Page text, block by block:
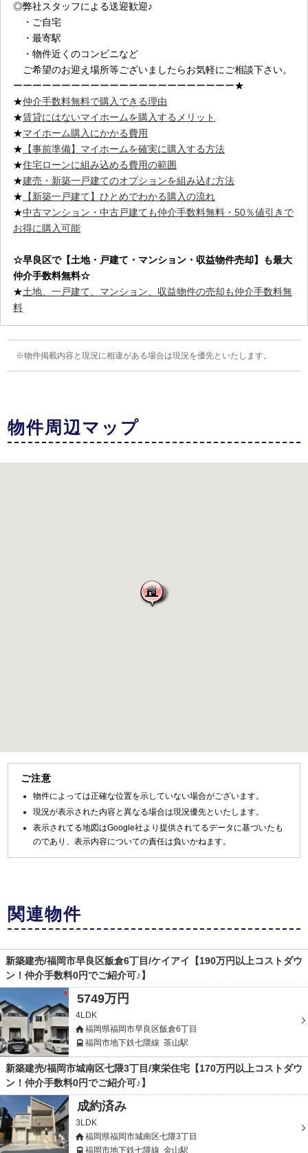
◎弊社スタッフによる送迎歓迎♪
・ご自宅
・最寄駅
・物件近くのコンビニなど
ご希望のお迎え場所等ございましたらお気軽にご相談下さい。
ーーーーーーーーーーーーーーーーーーーーーーー★
★仲介手数料無料で購入できる理由
★賃貸にはないマイホームを購入するメリット
★マイホーム購入にかかる費用
★ 【事前準備】マイホームを確実に購入する方法
★住宅ローンに組み込める費用の範囲
★建売・新築一戸建てのオプションを組み込む方法
★ 【新築一戸建て】ひとめでわかる購入の流れ
★中古マンション・中古戸建ても仲介手数料無料・50％値引きで
お得に購入可能
☆早良区で【土地・戸建て・マンション・収益物件売却】も最大
仲介手数料無料☆
★土地、一戸建て、マンション、収益物件の売却も仲介手数料無
料
物件掲載内容と現況に相違がある場合は現況を優先といたします。
物件周辺マップ
ご注意
物件によっては正確な位置を示していない場合がございます。
現況が表示された内容と異なる場合は現況優先といたします。
表示されてる地図はGoogle社より提供されてるデータに基づいたも
のであり、表示内容についての責任は負いかねます。
関連物件
新築建売/福岡市早良区飯倉6丁目/ケイアイ【190万円以上コストダウ
ン！仲介手数料0円でご紹介可♪】
5749万円
4LDK
福岡県福岡市早良区飯倉6丁目
福岡市地下鉄七隈線 茶山駅
新築建売/福岡市城南区七隈3丁目/東栄住宅【170万円以上コストダウ
ン！仲介手数料0円でご紹介可♪】
成約済み
3LDK
福岡県福岡市城南区七隈3丁目
福岡市地下鉄七隈線 金山駅